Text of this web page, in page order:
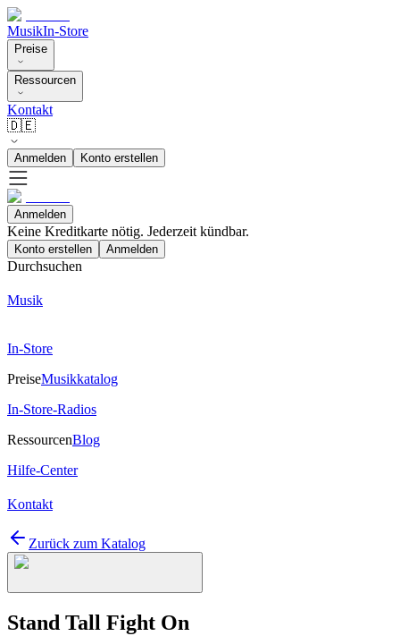
MusikIn-Store
Preise
Ressourcen
Kontakt
🇩🇪
Anmelden Konto erstellen
Anmelden
Keine Kreditkarte nötig. Jederzeit kündbar.
Konto erstellen Anmelden
Durchsuchen
Musik
In-Store
PreiseMusikkatalog
In-Store-Radios
RessourcenBlog
Hilfe-Center
Kontakt
Zurück zum Katalog
Stand Tall Fight On